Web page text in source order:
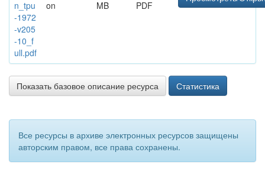
n_tpu
-1972
-v205
-10_f
ull.pdf
on
MB
PDF
Показать базовое описание ресурса Статистика
Все ресурсы в архиве электронных ресурсов защищены
авторским правом, все права сохранены.